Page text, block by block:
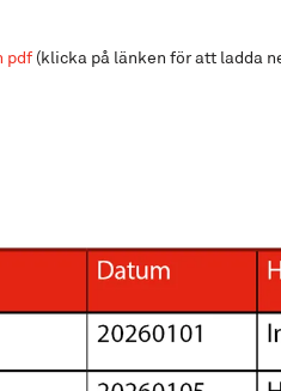
pdf(klicka på länken för att ladda